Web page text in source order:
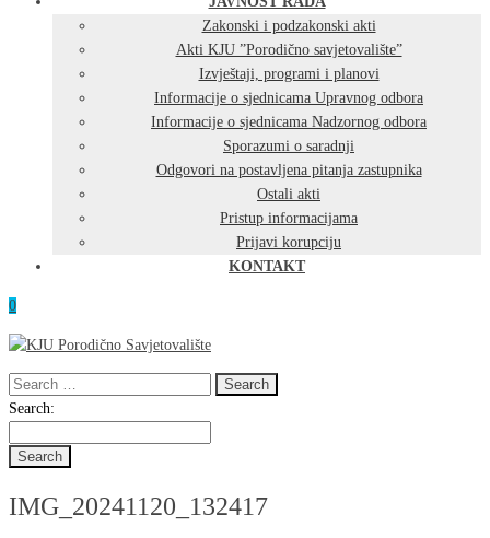
Zakonski i podzakonski akti
Akti KJU ”Porodično savjetovalište”
Izvještaji, programi i planovi
Informacije o sjednicama Upravnog odbora
Informacije o sjednicama Nadzornog odbora
Sporazumi o saradnji
Odgovori na postavljena pitanja zastupnika
Ostali akti
Pristup informacijama
Prijavi korupciju
KONTAKT
0
Search
for:
Search
Search:
IMG_20241120_132417